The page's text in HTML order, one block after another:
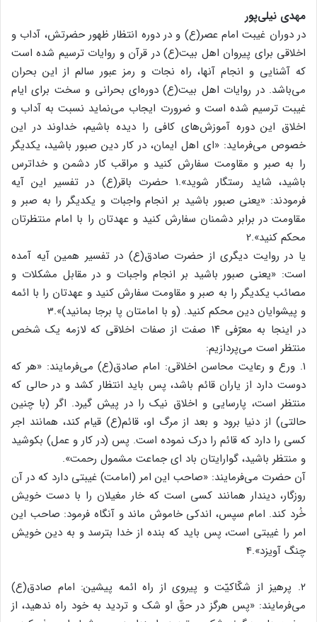
مهدی نیلی‌پور
در دوران غیبت امام عصر(ع) و در دوره انتظار ظهور حضرتش، آداب و
اخلاقی برای پیروان اهل بیت(ع)‌ در قرآن و روایات ترسیم شده است
که آشنایی و انجام آنها، راه نجات و رمز عبور سالم از این بحران
می‌باشد. در روایات اهل بیت(ع) دوره‌ای بحرانی و سخت برای ایام
غیبت ترسیم شده است و ضرورت ایجاب می‌نماید نسبت به آداب و
اخلاق این دوره آموزش‌های کافی را دیده باشیم، خداوند در این
خصوص می‌فرماید: «ای اهل ایمان، در کار دین صبور باشید، یکدیگر
را به صبر و مقاومت سفارش کنید و مراقب کار دشمن و خداترس
باشید، شاید رستگار شوید».1 حضرت باقر(ع) در تفسیر این آیه
فرمودند: «یعنی صبور باشید بر انجام واجبات و یکدیگر را به صبر و
مقاومت در برابر دشمنان سفارش کنید و عهدتان را با امام منتظرتان
محکم کنید».2
یا در روایت دیگری از حضرت صادق(ع) در تفسیر همین آیه آمده
است: «یعنی صبور باشید بر انجام واجبات و در مقابل مشکلات و
مصائب یکدیگر را به صبر و مقاومت سفارش کنید و عهدتان را با ائمه
و پیشوایان دین محکم کنید. (و با امامتان پا برجا بمانید)».3
در اینجا به معرّفی ۱۴ صفت از صفات اخلاقی که لازمه یک شخص
منتظر است می‌پردازیم:
۱. ورع و رعایت محاسن اخلاقی: امام صادق(ع) می‌فرمایند: «هر که
دوست دارد از یاران قائم باشد، پس باید انتظار کشد و در حالی که
منتظر است، پارسایی و اخلاق نیک را در پیش گیرد. اگر (با چنین
حالتی) از دنیا برود و بعد از مرگ او، قائم(ع) قیام کند، همانند اجر
کسی را دارد که قائم را درک نموده است. پس (در کار و عمل) بکوشید
و منتظر باشید، گوارایتان باد ای جماعت مشمول رحمت».
آن حضرت می‌فرمایند: «صاحب این امر (امامت) غیبتی دارد که در آن
روزگار، دیندار همانند کسی است که خار مغیلان را با دست خویش
خُرد کند. امام سپس، اندکی خاموش ماند و آنگاه فرمود: صاحب این
امر را غیبتی است، پس باید که بنده از خدا بترسد و به دین خویش
چنگ آویزد».4
۲. پرهیز از شکّاکیّت و پیروی از راه ائمه پیشین: امام صادق(ع)
می‌فرمایند: «پس هرگز در حقّ او شک و تردید به خود راه ندهید، از